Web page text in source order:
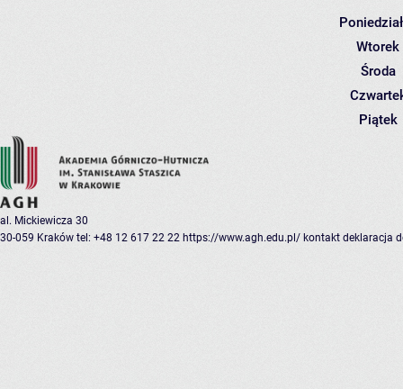
Wtorek
Środa
Piątek
al. Mickiewicza 30
30-059 Kraków tel: +48 12 617 22 22 https://www.agh.edu.pl/ kontakt deklaracja